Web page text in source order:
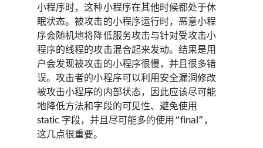
小程序时，这种小程序在其他时候都处于休
眠状态。被攻击的小程序运行时，恶意小程
序会随机地将降低服务攻击与针对受攻击小
程序的线程的攻击混合起来发动。结果是用
户会发现被攻击的小程序很慢，并且很多错
误。攻击者的小程序可以利用安全漏洞修改
被攻击小程序的内部状态，因此应该尽可能
地降低方法和字段的可见性、避免使用
static 字段，并且尽可能多的使用“final”，
这几点很重要。